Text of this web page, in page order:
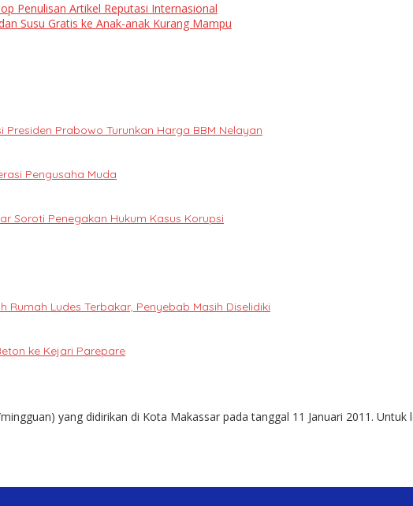
Penulisan Artikel Reputasi Internasional
Susu Gratis ke Anak-anak Kurang Mampu
Presiden Prabowo Turunkan Harga BBM Nelayan
Pengusaha Muda
Soroti Penegakan Hukum Kasus Korupsi
Ludes Terbakar, Penyebab Masih Diselidiki
ke Kejari Parepare
yang didirikan di Kota Makassar pada tanggal 11 Januari 2011.